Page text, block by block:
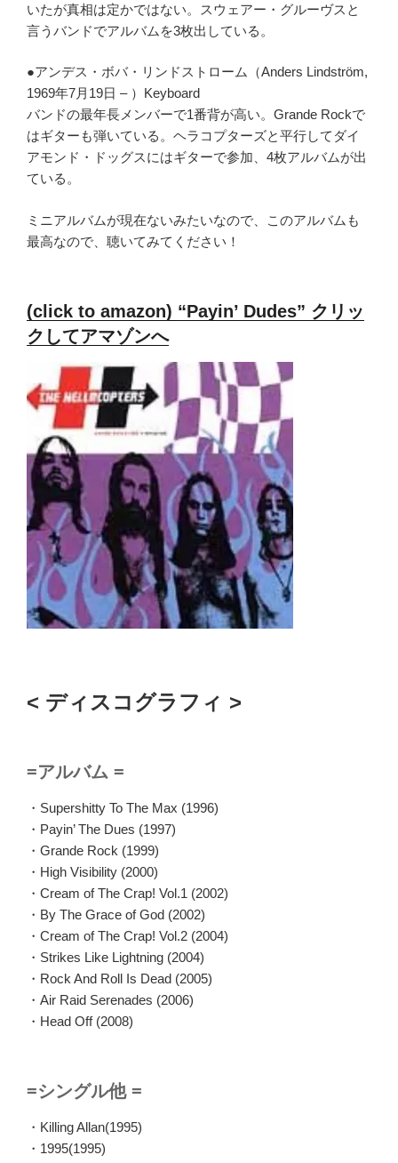
いたが真相は定かではない。スウェアー・グルーヴスと
言うバンドでアルバムを3枚出している。
●アンデス・ボバ・リンドストローム（Anders Lindström,
1969年7月19日 – ）Keyboard
バンドの最年長メンバーで1番背が高い。Grande Rockで
はギターも弾いている。ヘラコプターズと平行してダイ
アモンド・ドッグスにはギターで参加、4枚アルバムが出
ている。
ミニアルバムが現在ないみたいなので、このアルバムも
最高なので、聴いてみてください！
(click to amazon) “Payin’ Dudes” クリッ
クしてアマゾンへ
< ディスコグラフィ >
=アルバム =
・Supershitty To The Max (1996)
・Payin’ The Dues (1997)
・Grande Rock (1999)
・High Visibility (2000)
・Cream of The Crap! Vol.1 (2002)
・By The Grace of God (2002)
・Cream of The Crap! Vol.2 (2004)
・Strikes Like Lightning (2004)
・Rock And Roll Is Dead (2005)
・Air Raid Serenades (2006)
・Head Off (2008)
=シングル他 =
・Killing Allan(1995)
・1995(1995)